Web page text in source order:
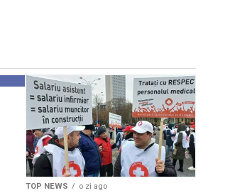
TOP NEWS o zi ago